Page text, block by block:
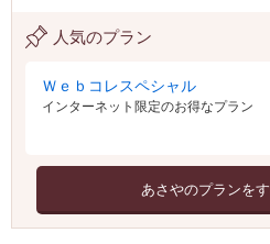
人気のプラン
Ｗｅｂコレスペシャル
インターネット限定のお得なプラン
あさやのプランを